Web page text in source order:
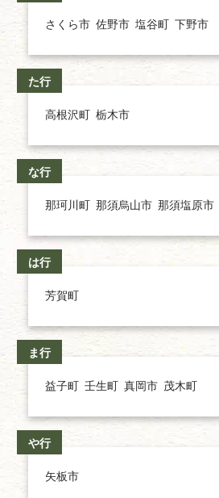
さくら市 佐野市 塩谷町 下野市
た行
高根沢町 栃木市
な行
那珂川町 那須烏山市 那須塩原市
は行
芳賀町
ま行
益子町 壬生町 真岡市 茂木町
や行
矢板市